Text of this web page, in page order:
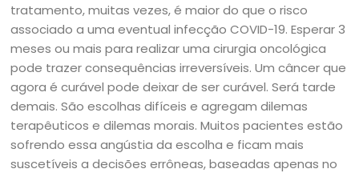
tratamento, muitas vezes, é maior do que o risco
associado a uma eventual infecção COVID-19. Esperar 3
meses ou mais para realizar uma cirurgia oncológica
pode trazer consequências irreversíveis. Um câncer que
agora é curável pode deixar de ser curável. Será tarde
demais. São escolhas difíceis e agregam dilemas
terapêuticos e dilemas morais. Muitos pacientes estão
sofrendo essa angústia da escolha e ficam mais
suscetíveis a decisões errôneas, baseadas apenas no